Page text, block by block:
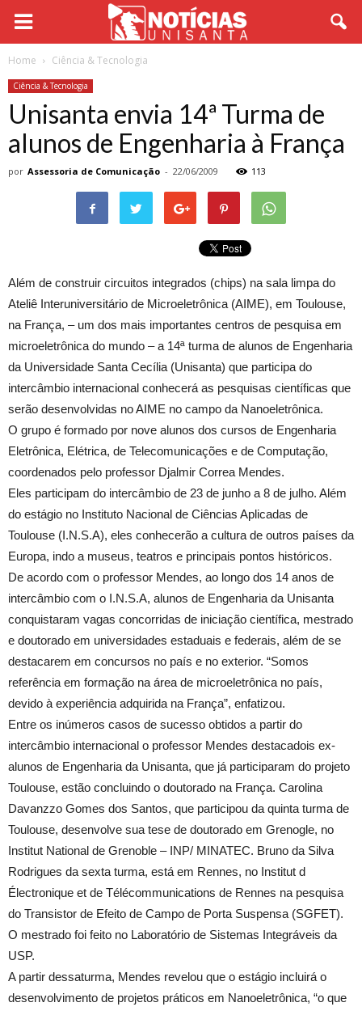
Home Ciência & Tecnologia
Ciência & Tecnologia
Unisanta envia 14ª Turma de
alunos de Engenharia à França
por Assessoria de Comunicação - 22/06/2009 113
Além de construir circuitos integrados (chips) na sala limpa do
Ateliê Interuniversitário de Microeletrônica (AIME), em Toulouse,
na França, – um dos mais importantes centros de pesquisa em
microeletrônica do mundo – a 14ª turma de alunos de Engenharia
da Universidade Santa Cecília (Unisanta) que participa do
intercâmbio internacional conhecerá as pesquisas científicas que
serão desenvolvidas no AIME no campo da Nanoeletrônica.
O grupo é formado por nove alunos dos cursos de Engenharia
Eletrônica, Elétrica, de Telecomunicações e de Computação,
coordenados pelo professor Djalmir Correa Mendes.
Eles participam do intercâmbio de 23 de junho a 8 de julho. Além
do estágio no Instituto Nacional de Ciências Aplicadas de
Toulouse (I.N.S.A), eles conhecerão a cultura de outros países da
Europa, indo a museus, teatros e principais pontos históricos.
De acordo com o professor Mendes, ao longo dos 14 anos de
intercâmbio com o I.N.S.A, alunos de Engenharia da Unisanta
conquistaram vagas concorridas de iniciação científica, mestrado
e doutorado em universidades estaduais e federais, além de se
destacarem em concursos no país e no exterior. “Somos
referência em formação na área de microeletrônica no país,
devido à experiência adquirida na França”, enfatizou.
Entre os inúmeros casos de sucesso obtidos a partir do
intercâmbio internacional o professor Mendes destacadois ex-
alunos de Engenharia da Unisanta, que já participaram do projeto
Toulouse, estão concluindo o doutorado na França. Carolina
Davanzzo Gomes dos Santos, que participou da quinta turma de
Toulouse, desenvolve sua tese de doutorado em Grenogle, no
Institut National de Grenoble – INP/ MINATEC. Bruno da Silva
Rodrigues da sexta turma, está em Rennes, no Institut d
Électronique et de Télécommunications de Rennes na pesquisa
do Transistor de Efeito de Campo de Porta Suspensa (SGFET).
O mestrado foi feito no Laboratório de Sistemas Integráveis da
USP.
A partir dessaturma, Mendes revelou que o estágio incluirá o
desenvolvimento de projetos práticos em Nanoeletrônica, “o que